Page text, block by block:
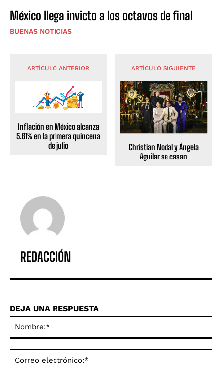
México llega invicto a los octavos de final
BUENAS NOTICIAS
ARTÍCULO ANTERIOR
Inflación en México alcanza
5.61% en la primera quincena
de julio
ARTÍCULO SIGUIENTE
Christian Nodal y Ángela
Aguilar se casan
REDACCIÓN
DEJA UNA RESPUESTA